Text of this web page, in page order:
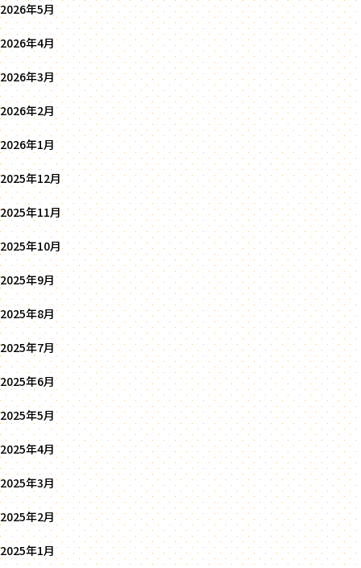
2026年5月
2026年4月
2026年3月
2026年2月
2026年1月
2025年12月
2025年11月
2025年10月
2025年9月
2025年8月
2025年7月
2025年6月
2025年5月
2025年4月
2025年3月
2025年2月
2025年1月